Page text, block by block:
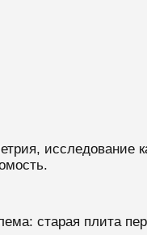
исследование
старая плита